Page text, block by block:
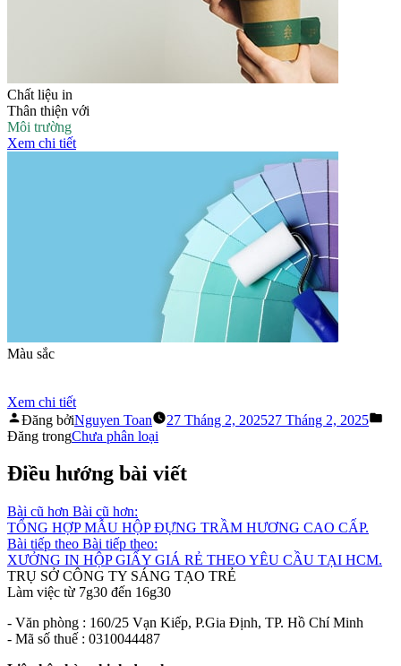
Chất liệu in
Thân thiện với
Môi trường
Xem chi tiết
Màu sắc
Xem chi tiết
Đăng bởiNguyen Toan 27 Tháng 2, 202527 Tháng 2, 2025
Đăng trongChưa phân loại
Điều hướng bài viết
Bài cũ hơn Bài cũ hơn:
TỔNG HỢP MẪU HỘP ĐỰNG TRẦM HƯƠNG CAO CẤP.
Bài tiếp theo Bài tiếp theo:
XƯỞNG IN HỘP GIẤY GIÁ RẺ THEO YÊU CẦU TẠI HCM.
TRỤ SỞ CÔNG TY SÁNG TẠO TRẺ
Làm việc từ 7g30 đến 16g30
- Văn phòng : 160/25 Vạn Kiếp, P.Gia Định, TP. Hồ Chí Minh
- Mã số thuế : 0310044487